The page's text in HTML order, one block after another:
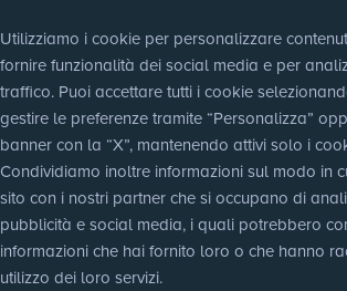
Utilizziamo i cookie per personalizzare
fornire funzionalità dei social media e per
traffico. Puoi accettare tutti i cookie
gestire le preferenze tramite “Personalizza”
banner con la “X”, mantenendo attivi solo i
Condividiamo inoltre informazioni sul modo in
sito con i nostri partner che si occupano di
pubblicità e social media, i quali potrebbero
informazioni che hai fornito loro o che hanno
utilizzo dei loro servizi.